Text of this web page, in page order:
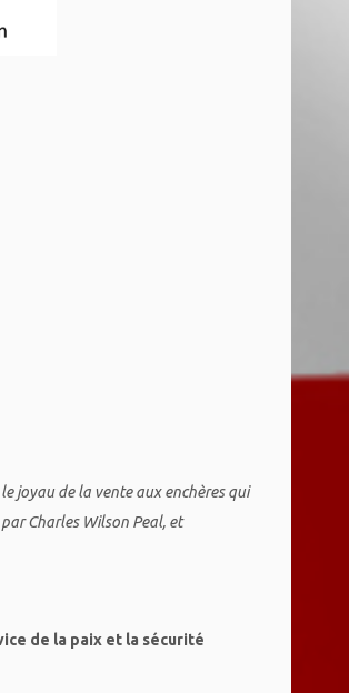
le joyau de la vente aux enchères qui
Charles Wilson Peal, et
de la paix et la sécurité